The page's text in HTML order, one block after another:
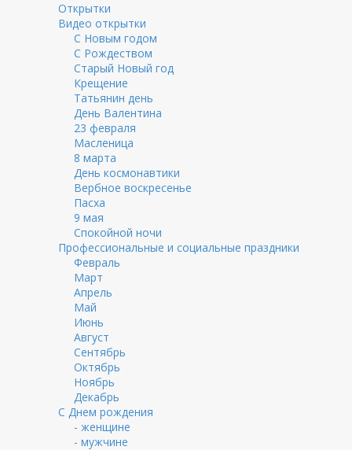
Открытки
Видео открытки
С Новым годом
С Рождеством
Старый Новый год
Крещение
Татьянин день
День Валентина
23 февраля
Масленица
8 марта
День космонавтики
Вербное воскресенье
Пасха
9 мая
Спокойной ночи
Профессиональные и социальные праздники
Февраль
Март
Апрель
Май
Июнь
Август
Сентябрь
Октябрь
Ноябрь
Декабрь
С Днем рождения
- женщине
- мужчине